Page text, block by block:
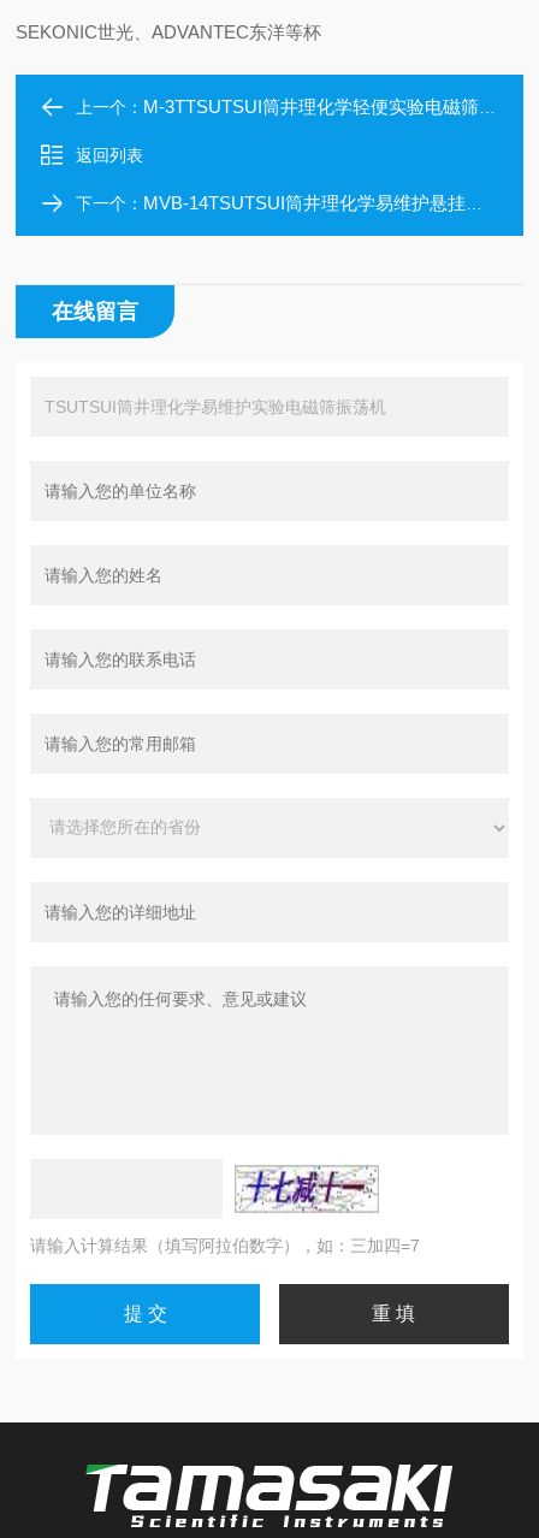
SEKONIC世光、ADVANTEC东洋等杯
上一个： M-3TTSUTSUI筒井理化学轻便实验电磁筛振荡机
返回列表
下一个： MVB-14TSUTSUI筒井理化学易维护悬挂电磁筛振荡机
在线留言
请输入计算结果（填写阿拉伯数字），如：三加四=7